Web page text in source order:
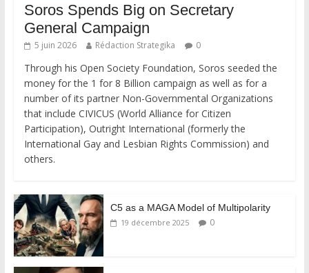
Soros Spends Big on Secretary
General Campaign
5 juin 2026 Rédaction Strategika 0
Through his Open Society Foundation, Soros seeded the
money for the 1 for 8 Billion campaign as well as for a
number of its partner Non-Governmental Organizations
that include CIVICUS (World Alliance for Citizen
Participation), Outright International (formerly the
International Gay and Lesbian Rights Commission) and
others.
C5 as a MAGA Model of Multipolarity
19 décembre 2025 0